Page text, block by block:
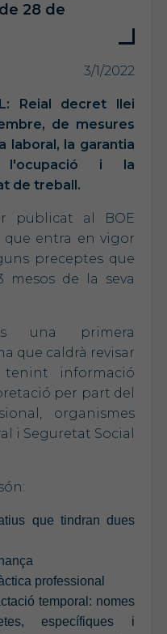
28 de
3/1/2022
Reial decret llei
de mesures
laboral, la garantia
i la
de treball.
publicat al BOE
que entra en vigor
preceptes que
mesos de la seva
una primera
que caldrà revisar
informació
per part del
organismes
i Seguretat Social
que tindran dues
professional
temporal: nomes
específiques i